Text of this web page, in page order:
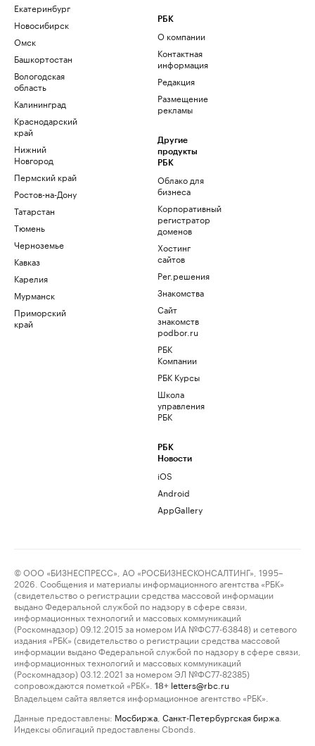
Екатеринбург
Новосибирск
Омск
Башкортостан
Вологодская
область
Калининград
Краснодарский
край
Нижний
Новгород
Пермский край
Ростов-на-Дону
Татарстан
Тюмень
Черноземье
Кавказ
Карелия
Мурманск
Приморский
край
РБК
О компании
Контактная
информация
Редакция
Размещение
рекламы
Другие
продукты
РБК
Облако для
бизнеса
Корпоративный
регистратор
доменов
Хостинг
сайтов
Рег.решения
Знакомства
Сайт
знакомств
podbor.ru
РБК
Компании
РБК Курсы
Школа
управления
РБК
РБК
Новости
iOS
Android
AppGallery
© ООО «БИЗНЕСПРЕСС», АО «РОСБИЗНЕСКОНСАЛТИНГ», 1995–
2026. Сообщения и материалы информационного агентства «РБК»
(свидетельство о регистрации средства массовой информации
выдано Федеральной службой по надзору в сфере связи,
информационных технологий и массовых коммуникаций
(Роскомнадзор) 09.12.2015 за номером ИА №ФС77-63848) и сетевого
издания «РБК» (свидетельство о регистрации средства массовой
информации выдано Федеральной службой по надзору в сфере связи,
информационных технологий и массовых коммуникаций
(Роскомнадзор) 03.12.2021 за номером ЭЛ №ФС77-82385)
сопровождаются пометкой «РБК».
18+ letters@rbc.ru
Владельцем сайта является информационное агентство «РБК».
Данные предоставлены: Мосбиржа Санкт-Петербургская биржа
Индексы облигаций предоставлены Cbonds.